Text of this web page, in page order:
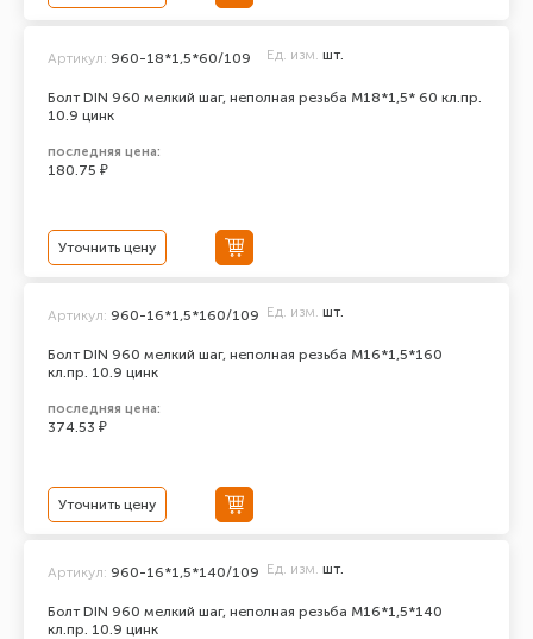
Болт DIN 960 мелкий шаг, неполная резьба M18*1,5* 60 кл.пр.
10.9 цинк
Артикул: 960-18*1,5*60/109 Ед. изм. шт.
последняя цена:
180.75 ₽
Уточнить цену
Болт DIN 960 мелкий шаг, неполная резьба M16*1,5*160
кл.пр. 10.9 цинк
Артикул: 960-16*1,5*160/109 Ед. изм. шт.
последняя цена:
374.53 ₽
Уточнить цену
Болт DIN 960 мелкий шаг, неполная резьба M16*1,5*140
кл.пр. 10.9 цинк
Артикул: 960-16*1,5*140/109 Ед. изм. шт.